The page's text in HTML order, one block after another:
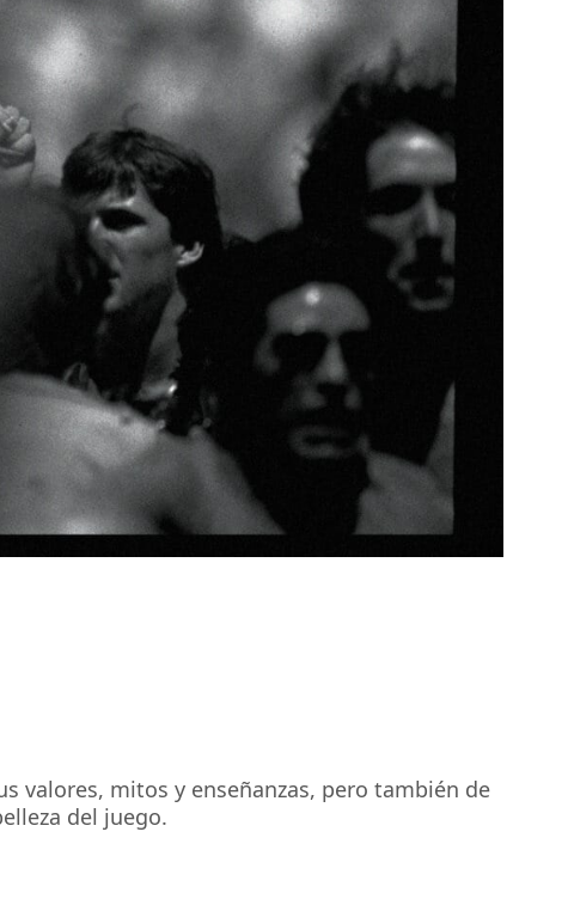
valores, mitos y enseñanzas, pero también de
del juego.